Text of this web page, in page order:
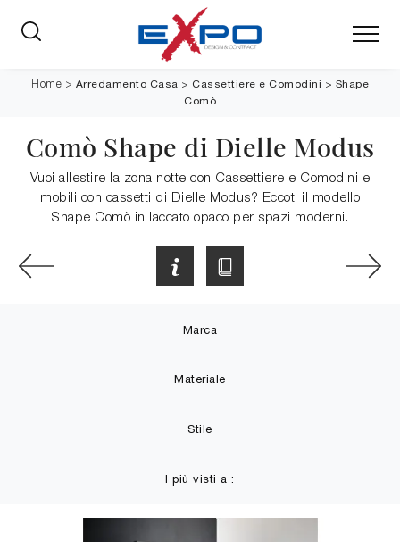
Home > Arredamento Casa > Cassettiere e Comodini > Shape
Comò
Comò Shape di Dielle Modus
Vuoi allestire la zona notte con Cassettiere e Comodini e
mobili con cassetti di Dielle Modus? Eccoti il modello
Shape Comò in laccato opaco per spazi moderni.
Marca
Materiale
Stile
I più visti a :